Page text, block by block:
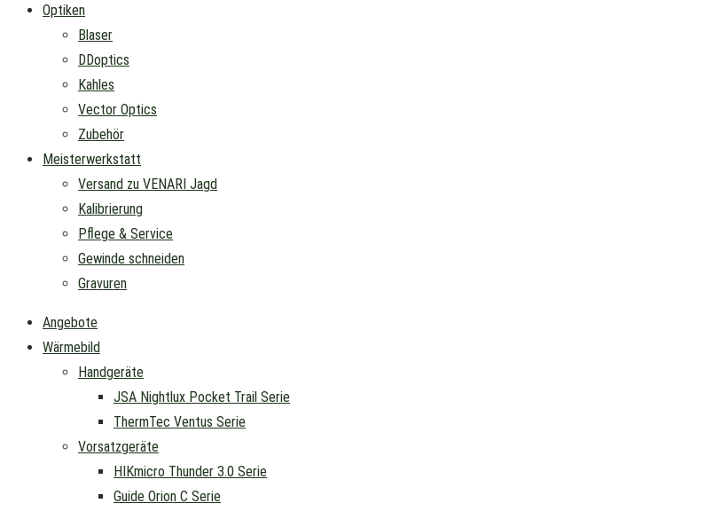
Optiken
Blaser
DDoptics
Kahles
Vector Optics
Zubehör
Meisterwerkstatt
Versand zu VENARI Jagd
Kalibrierung
Pflege & Service
Gewinde schneiden
Gravuren
Angebote
Wärmebild
Handgeräte
JSA Nightlux Pocket Trail Serie
ThermTec Ventus Serie
Vorsatzgeräte
HIKmicro Thunder 3.0 Serie
Guide Orion C Serie